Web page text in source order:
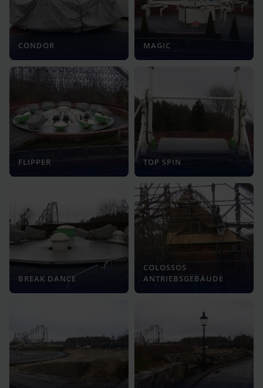
CONDOR MAGIC
FLIPPER TOP SPIN
BREAK DANCE
COLOSSOS
ANTRIEBSGEBÄUDE